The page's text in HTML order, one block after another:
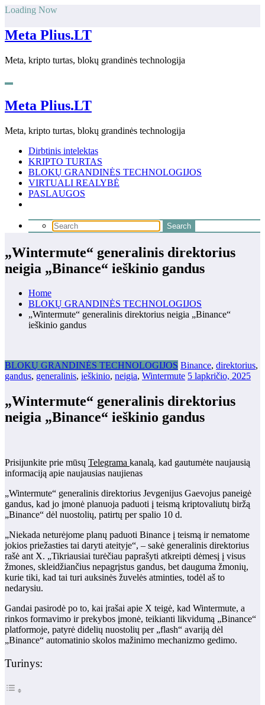
Skip
content
Loading Now
Meta Plius.LT
Meta, kripto turtas, blokų grandinės technologija
Meta Plius.LT
Meta, kripto turtas, blokų grandinės technologija
Dirbtinis intelektas
KRIPTO TURTAS
BLOKŲ GRANDINĖS TECHNOLOGIJOS
VIRTUALI REALYBĖ
PASLAUGOS
„Wintermute“ generalinis direktorius
neigia „Binance“ ieškinio gandus
Home
BLOKŲ GRANDINĖS TECHNOLOGIJOS
„Wintermute“ generalinis direktorius neigia „Binance“
ieškinio gandus
BLOKŲ GRANDINĖS TECHNOLOGIJOS Binance, direktorius,
gandus, generalinis, ieškinio, neigia, Wintermute 5 lapkričio, 2025
„Wintermute“ generalinis direktorius
neigia „Binance“ ieškinio gandus
Prisijunkite prie mūsų Telegrama kanalą, kad gautumėte naujausią
informaciją apie naujausias naujienas
„Wintermute“ generalinis direktorius Jevgenijus Gaevojus paneigė
gandus, kad jo įmonė planuoja paduoti į teismą kriptovaliutų biržą
„Binance“ dėl nuostolių, patirtų per spalio 10 d.
„Niekada neturėjome planų paduoti Binance į teismą ir nematome
jokios priežasties tai daryti ateityje“, – sakė generalinis direktorius
rašė ant X. „Tikriausiai turėčiau paprašyti atkreipti dėmesį į visus
žmones, skleidžiančius nepagrįstus gandus, bet dauguma žmonių,
kurie tiki, kad tai turi auksinės žuvelės atminties, todėl aš to
nedarysiu.
Gandai pasirodė po to, kai įrašai apie X teigė, kad Wintermute, a
rinkos formavimo ir prekybos įmonė, teikianti likvidumą „Binance“
platformoje, patyrė didelių nuostolių per „flash“ avariją dėl
„Binance“ automatinio skolos mažinimo mechanizmo gedimo.
Turinys: